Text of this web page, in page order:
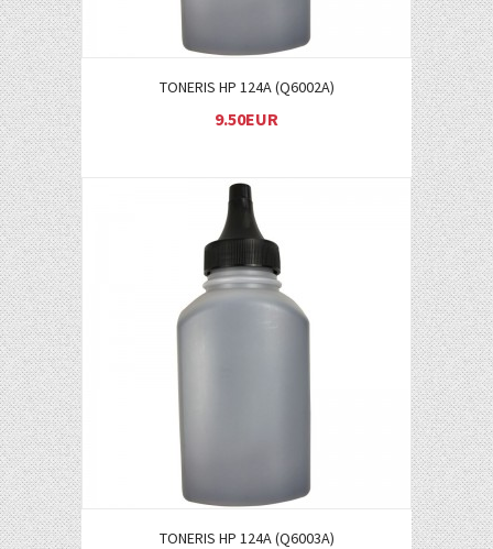
TONERIS HP 124A (Q6002A)
9.50EUR
TONERIS HP 124A (Q6003A)